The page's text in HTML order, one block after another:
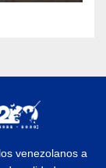
venezolanos a